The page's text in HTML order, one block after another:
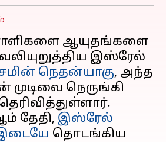
ஆயுதங்களை
இஸ்ரேல்
நெதன்யாகு, அந்த
நெருங்கி
தேதி, இஸ்ரேல்
தொடங்கிய